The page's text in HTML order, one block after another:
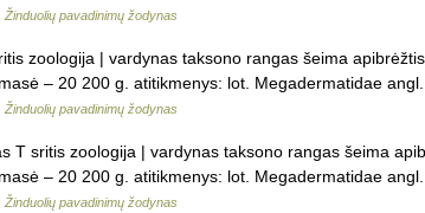
Žinduolių pavadinimų žodynas
zoologija | vardynas taksono rangas šeima apibrėžtis
– 20 200 g. atitikmenys: lot. Megadermatidae
Žinduolių pavadinimų žodynas
T sritis zoologija | vardynas taksono rangas šeima
– 20 200 g. atitikmenys: lot. Megadermatidae
Žinduolių pavadinimų žodynas